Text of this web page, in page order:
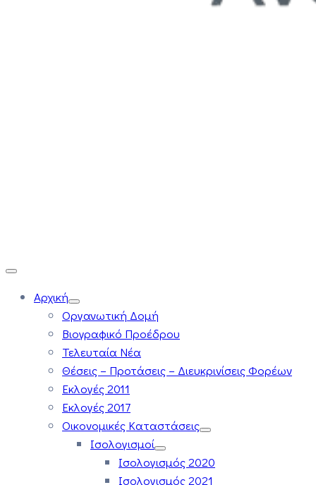
Αρχική
Οργανωτική Δομή
Βιογραφικό Προέδρου
Τελευταία Νέα
Θέσεις – Προτάσεις – Διευκρινίσεις Φορέων
Εκλογές 2011
Εκλογές 2017
Οικονομικές Καταστάσεις
Ισολογισμοί
Ισολογισμός 2020
Ισολογισμός 2021